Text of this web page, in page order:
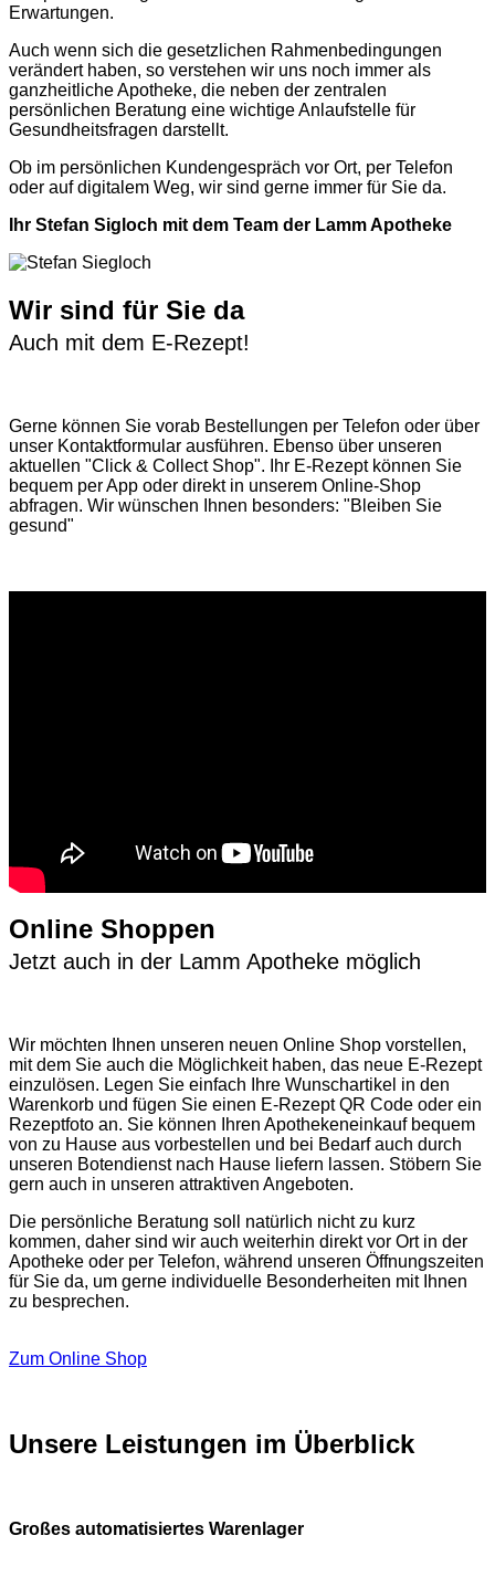
Erwartungen.
Auch wenn sich die gesetzlichen Rahmenbedingungen
verändert haben, so verstehen wir uns noch immer als
ganzheitliche Apotheke, die neben der zentralen
persönlichen Beratung eine wichtige Anlaufstelle für
Gesundheitsfragen darstellt.
Ob im persönlichen Kundengespräch vor Ort, per Telefon
oder auf digitalem Weg, wir sind gerne immer für Sie da.
Ihr Stefan Sigloch mit dem Team der Lamm Apotheke
Wir sind für Sie da
Auch mit dem E-Rezept!
Gerne können Sie vorab Bestellungen per Telefon oder über
unser Kontaktformular ausführen. Ebenso über unseren
aktuellen "Click & Collect Shop". Ihr E-Rezept können Sie
bequem per App oder direkt in unserem Online-Shop
abfragen. Wir wünschen Ihnen besonders: "Bleiben Sie
gesund"
Online Shoppen
Jetzt auch in der Lamm Apotheke möglich
Wir möchten Ihnen unseren neuen Online Shop vorstellen,
mit dem Sie auch die Möglichkeit haben, das neue E-Rezept
einzulösen. Legen Sie einfach Ihre Wunschartikel in den
Warenkorb und fügen Sie einen E-Rezept QR Code oder ein
Rezeptfoto an. Sie können Ihren Apothekeneinkauf bequem
von zu Hause aus vorbestellen und bei Bedarf auch durch
unseren Botendienst nach Hause liefern lassen. Stöbern Sie
gern auch in unseren attraktiven Angeboten.
Die persönliche Beratung soll natürlich nicht zu kurz
kommen, daher sind wir auch weiterhin direkt vor Ort in der
Apotheke oder per Telefon, während unseren Öffnungszeiten
für Sie da, um gerne individuelle Besonderheiten mit Ihnen
zu besprechen.
Zum Online Shop
Unsere Leistungen im Überblick
Großes automatisiertes Warenlager